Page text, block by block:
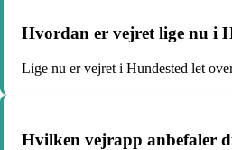
Hvordan er vejret lige nu i
Lige nu er vejret i Hundested let
Hvilken vejrapp anbefaler